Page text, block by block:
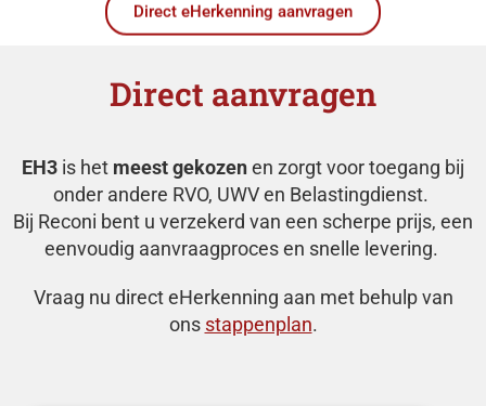
Direct eHerkenning aanvragen
Direct aanvragen
EH3 is het meest gekozenen zorgt voor toegang bij
onder andere RVO, UWV en Belastingdienst.
Bij Reconi bent u verzekerd van een scherpe prijs, een
eenvoudig aanvraagproces en snelle levering.
Vraag nu direct eHerkenning aan met behulp van
ons stappenplan.